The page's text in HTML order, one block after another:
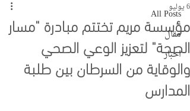
All Posts
مقال
اخبار
مؤسسة مريم تختتم مبادرة "مسار
الصحة" لتعزيز الوعي الصحي
والوقاية من السرطان بين طلبة
المدارس
6 يوليو